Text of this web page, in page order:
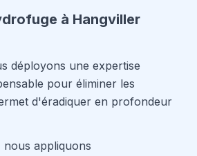
à Hangviller
déployons une expertise
pour éliminer les
d'éradiquer en profondeur
appliquons